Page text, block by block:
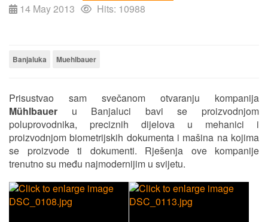
14 May 2013
Hits: 10988
Banjaluka Muehlbauer
Prisustvao sam svečanom otvaranju kompanija
Mühlbauer u Banjaluci bavi se proizvodnjom
poluprovodnika, preciznih dijelova u mehanici i
proizvodnjom biometrijskih dokumenta i mašina na kojima
se proizvode ti dokumenti. Rješenja ove kompanije
trenutno su među najmodernijim u svijetu.